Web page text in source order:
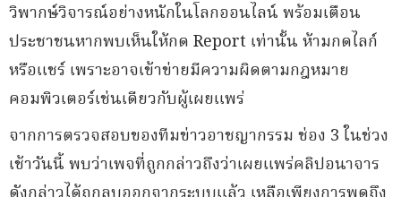
วิพากษ์วิจารณ์อย่างหนักในโลกออนไลน์ พร้อมเตือน
ประชาชนหากพบเห็นให้กด Report เท่านั้น ห้ามกดไลก์
หรือแชร์ เพราะอาจเข้าข่ายมีความผิดตามกฎหมาย
คอมพิวเตอร์เช่นเดียวกับผู้เผยแพร่
จากการตรวจสอบของทีมข่าวอาชญากรรม ช่อง 3 ในช่วง
เช้าวันนี้ พบว่าเพจที่ถูกกล่าวถึงว่าเผยแพร่คลิปอนาจาร